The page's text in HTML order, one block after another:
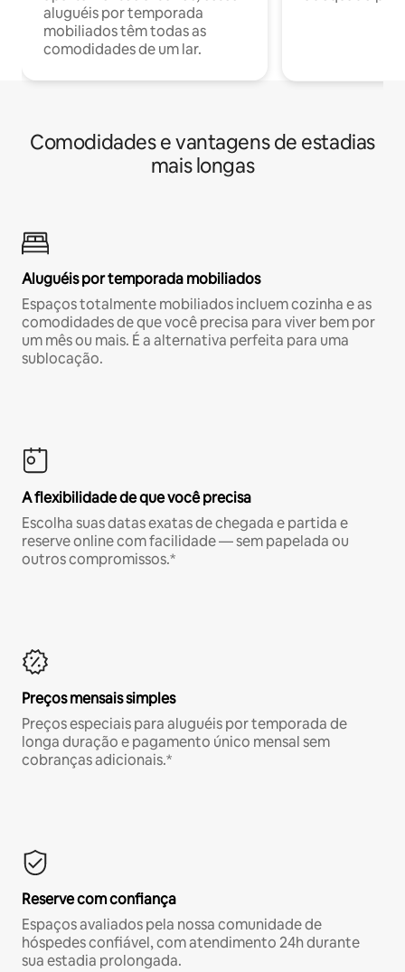
aluguéis por temporada
mobiliados têm todas as
comodidades de um lar.
Comodidades e vantagens de estadias
mais longas
Aluguéis por temporada mobiliados
Espaços totalmente mobiliados incluem cozinha e as
comodidades de que você precisa para viver bem por
um mês ou mais. É a alternativa perfeita para uma
sublocação.
A flexibilidade de que você precisa
Escolha suas datas exatas de chegada e partida e
reserve online com facilidade — sem papelada ou
outros compromissos.*
Preços mensais simples
Preços especiais para aluguéis por temporada de
longa duração e pagamento único mensal sem
cobranças adicionais.*
Reserve com confiança
Espaços avaliados pela nossa comunidade de
hóspedes confiável, com atendimento 24h durante
sua estadia prolongada.